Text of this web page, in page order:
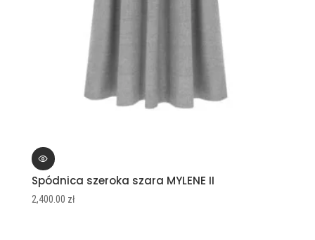
Spódnica szeroka szara MYLENE II
2,400.00 zł